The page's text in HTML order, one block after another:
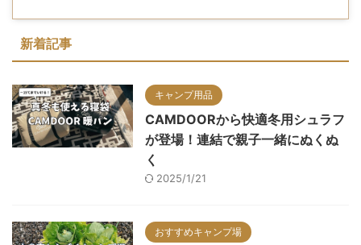
新着記事
キャンプ用品
CAMDOORから快適冬用シュラフ
が登場！連結で親子一緒にぬくぬ
く
2025/1/21
おすすめキャンプ場